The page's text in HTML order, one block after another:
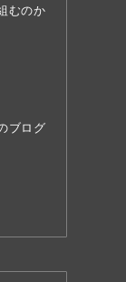
むのか
ブログ